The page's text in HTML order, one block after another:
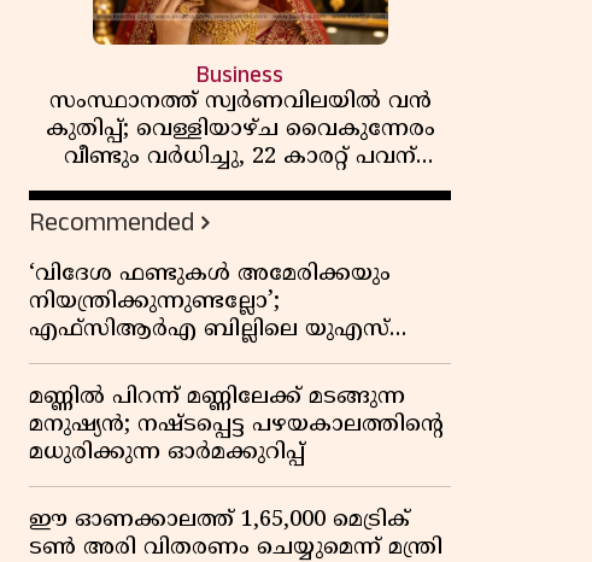
Business
സംസ്ഥാനത്ത് സ്വർണവിലയിൽ വൻ
കുതിപ്പ്; വെള്ളിയാഴ്ച വൈകുന്നേരം
വീണ്ടും വർധിച്ചു, 22 കാരറ്റ് പവന്
1,10,920 രൂപയായി
Recommended
‘വിദേശ ഫണ്ടുകൾ അമേരിക്കയും
നിയന്ത്രിക്കുന്നുണ്ടല്ലോ’;
എഫ്സിആർഎ ബില്ലിലെ യുഎസ്
വിമർശനങ്ങൾക്ക് മറുപടിയുമായി ഇന്ത്യ
മണ്ണിൽ പിറന്ന് മണ്ണിലേക്ക് മടങ്ങുന്ന
മനുഷ്യൻ; നഷ്ടപ്പെട്ട പഴയകാലത്തിൻ്റെ
മധുരിക്കുന്ന ഓർമക്കുറിപ്പ്
ഈ ഓണക്കാലത്ത് 1,65,000 മെട്രിക്
ടൺ അരി വിതരണം ചെയ്യുമെന്ന് മന്ത്രി